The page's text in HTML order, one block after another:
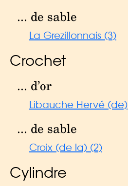
... de sable
La Grezillonnais (3)
Crochet
... d’or
Libauche Hervé (de)
... de sable
Croix (de la) (2)
Cylindre